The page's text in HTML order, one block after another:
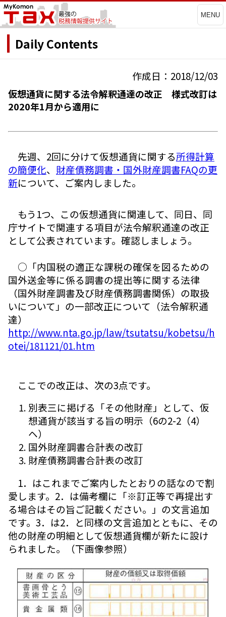
MENU
Daily Contents
作成日：2018/12/03
仮想通貨に関する法令解釈通達の改正 様式改訂は
2020年1月から適用に
先週、2回に分けて仮想通貨に関する所得計算
の簡便化、 財産債務調書・国外財産調書FAQの更
新について、ご案内しました。
もう1つ、この仮想通貨に関連して、同日、同
庁サイトで関連する項目が法令解釈通達の改正
として公表されています。確認しましょう。
○「内国税の適正な課税の確保を図るための
国外送金等に係る調書の提出等に関する法律
（国外財産調書及び財産債務調書関係）の取扱
いについて」の一部改正について（法令解釈通
達）
http://www.nta.go.jp/law/tsutatsu/kobetsu/h
otei/181121/01.htm
ここでの改正は、次の3点です。
別表三に掲げる「その他財産」として、仮
想通貨が該当する旨の明示（6の2-2（4）
ヘ）
国外財産調書合計表の改訂
財産債務調書合計表の改訂
1．はこれまでご案内したとおりの話なので割
愛します。2．は備考欄に「※訂正等で再提出す
る場合はその旨ご記載ください。」の文言追加
です。3．は2．と同様の文言追加とともに、その
他の財産の明細として仮想通貨欄が新たに設け
られました。（下画像参照）